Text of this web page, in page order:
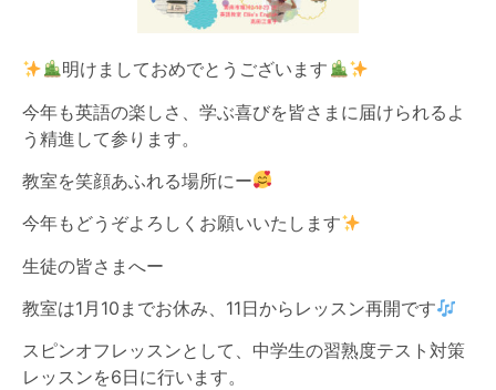
明けましておめでとうございます
今年も英語の楽しさ、学ぶ喜びを皆さまに届けられるよ
う精進して参ります。
教室を笑顔あふれる場所にー
今年もどうぞよろしくお願いいたします
生徒の皆さまへー
教室は1月10までお休み、11日からレッスン再開です
スピンオフレッスンとして、中学生の習熟度テスト対策
レッスンを6日に行います。